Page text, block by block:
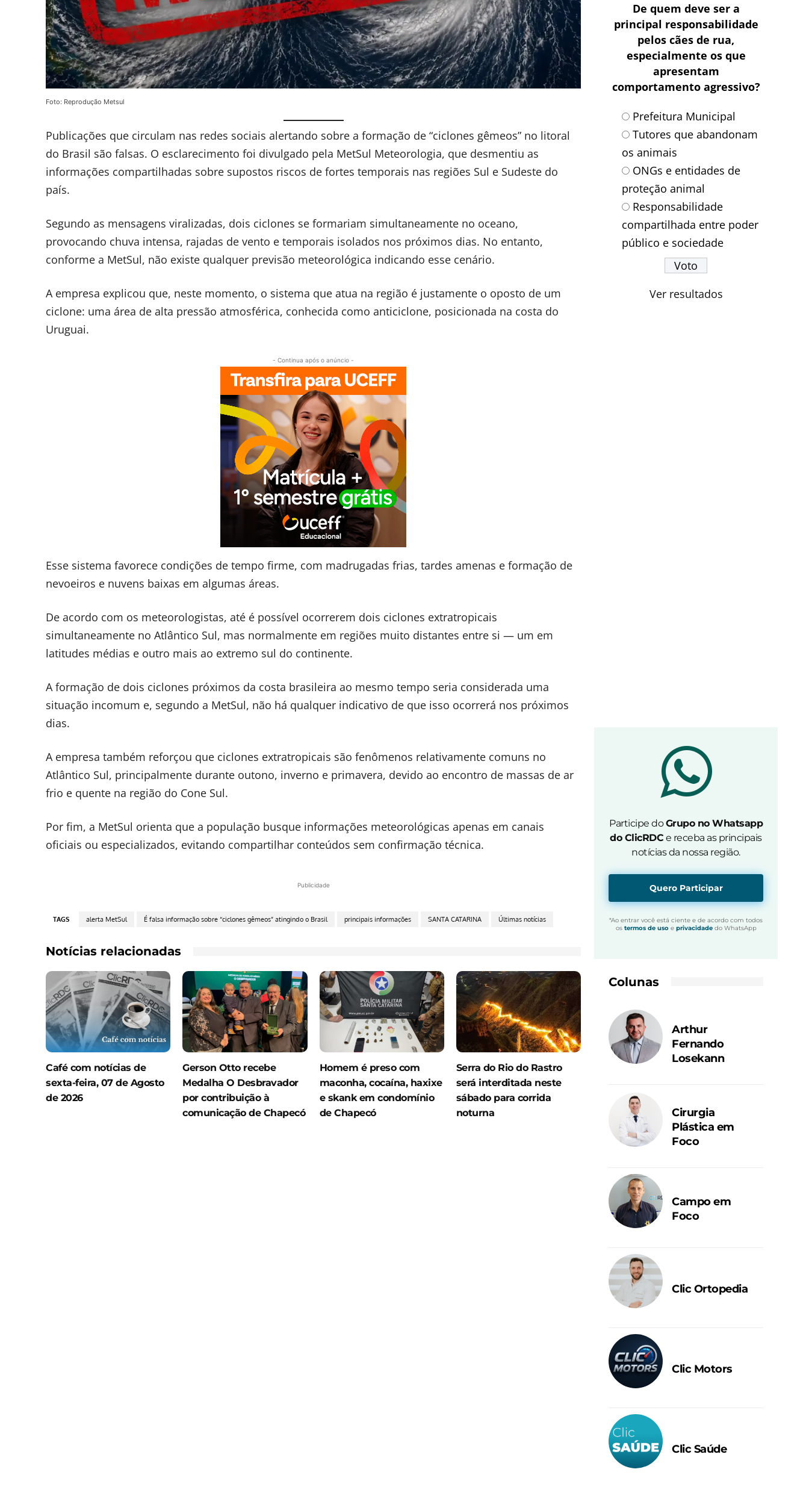
Foto: Reprodução Metsul
Publicações que circulam nas redes sociais alertando sobre a formação de “ciclones gêmeos” no litoral
do Brasil são falsas. O esclarecimento foi divulgado pela MetSul Meteorologia, que desmentiu as
informações compartilhadas sobre supostos riscos de fortes temporais nas regiões Sul e Sudeste do
país.
Segundo as mensagens viralizadas, dois ciclones se formariam simultaneamente no oceano,
provocando chuva intensa, rajadas de vento e temporais isolados nos próximos dias. No entanto,
conforme a MetSul, não existe qualquer previsão meteorológica indicando esse cenário.
A empresa explicou que, neste momento, o sistema que atua na região é justamente o oposto de um
ciclone: uma área de alta pressão atmosférica, conhecida como anticiclone, posicionada na costa do
Uruguai.
- Continua após o anúncio -
Esse sistema favorece condições de tempo firme, com madrugadas frias, tardes amenas e formação de
nevoeiros e nuvens baixas em algumas áreas.
De acordo com os meteorologistas, até é possível ocorrerem dois ciclones extratropicais
simultaneamente no Atlântico Sul, mas normalmente em regiões muito distantes entre si — um em
latitudes médias e outro mais ao extremo sul do continente.
A formação de dois ciclones próximos da costa brasileira ao mesmo tempo seria considerada uma
situação incomum e, segundo a MetSul, não há qualquer indicativo de que isso ocorrerá nos próximos
dias.
A empresa também reforçou que ciclones extratropicais são fenômenos relativamente comuns no
Atlântico Sul, principalmente durante outono, inverno e primavera, devido ao encontro de massas de ar
frio e quente na região do Cone Sul.
Por fim, a MetSul orienta que a população busque informações meteorológicas apenas em canais
oficiais ou especializados, evitando compartilhar conteúdos sem confirmação técnica.
Publicidade
TAGS alerta MetSul É falsa informação sobre “ciclones gêmeos” atingindo o Brasil principais informações SANTA CATARINA Últimas notícias
Notícias relacionadas
Café com notícias de
sexta-feira, 07 de Agosto
de 2026
Gerson Otto recebe
Medalha O Desbravador
por contribuição à
comunicação de Chapecó
Homem é preso com
maconha, cocaína, haxixe
e skank em condomínio
de Chapecó
Serra do Rio do Rastro
será interditada neste
sábado para corrida
noturna
De quem deve ser a
principal responsabilidade
pelos cães de rua,
especialmente os que
apresentam
comportamento agressivo?
Prefeitura Municipal
Tutores que abandonam
os animais
ONGs e entidades de
proteção animal
Responsabilidade
compartilhada entre poder
público e sociedade
Ver resultados
Participe doGrupo no Whatsapp
do ClicRDC e receba as principais
notícias da nossa região.
Quero Participar
*Ao entrar você está ciente e de acordo com todos
os termos de usoe privacidadedo WhatsApp
Colunas
Arthur
Fernando
Losekann
Cirurgia
Plástica em
Foco
Campo em
Foco
Clic Ortopedia
Clic Motors
Clic Saúde